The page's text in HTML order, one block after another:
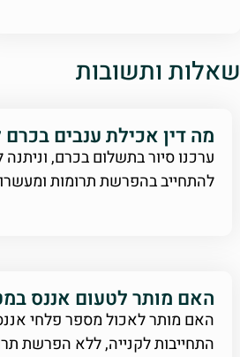
שאלות ותשובות
מה דין אכילת ענבים
ערכנו סיור בתשלום בכרם,
להתחייב בהפרשת תרומות
האם מותר לטעום אננס
האם מותר לאכול מספר פלחי
התחייבות לקנייה, ללא הפרשת